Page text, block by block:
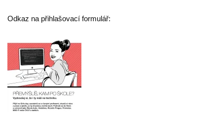
Odkaz na přihlašovací formulář: